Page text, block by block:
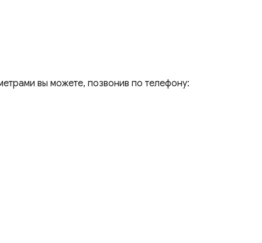
вы можете, позвонив по телефону: